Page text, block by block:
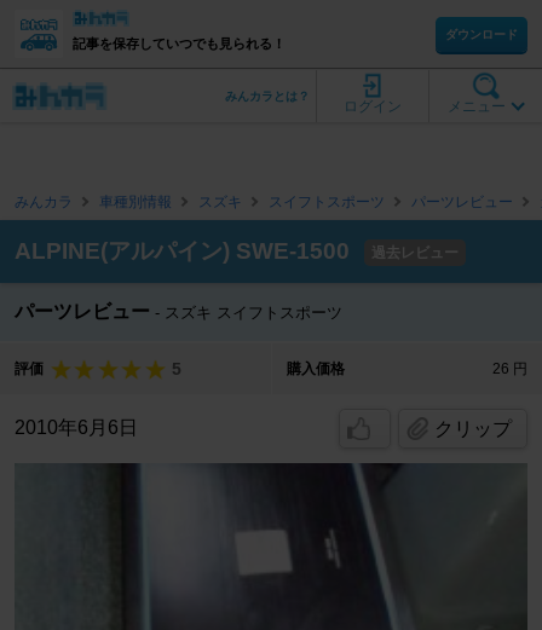
記事を保存していつでも見られる！
ダウンロード
メニュー
ログイン
みんカラとは？
みんカラ 車種別情報 スズキ スイフトスポーツ パーツレビュー
ALPINE(アルパイン) SWE-1500 過去レビュー
パーツレビュー スズキ スイフトスポーツ
評価 5 購入価格 26 円
2010年6月6日 クリップ